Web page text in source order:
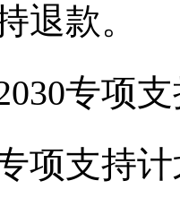
退款。
专项支
支持计